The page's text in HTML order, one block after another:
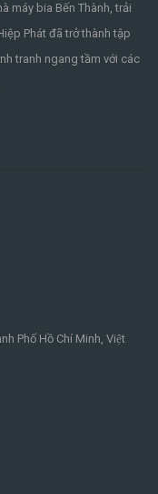
máy bia Bến Thành, trải
Phát đã trở thành tập
tranh ngang tầm với các
Phố Hồ Chí Minh, Việt